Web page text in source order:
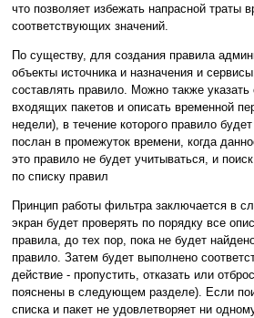
что позволяет избежать напрасной траты
соответствующих значений.
По существу, для создания правила
объекты источника и назначения и
составлять правило. Можно также
входящих пакетов и описать временной
недели), в течение которого правило
послан в промежуток времени, когда
это правило не будет учитываться, и
по списку правил
Принцип работы фильтра заключается в
экран будет проверять по порядку все
правила, до тех пор, пока не будет
правило. Затем будет выполнено
действие - пропустить, отказать или
пояснены в следующем разделе). Если
списка и пакет не удовлетворяет ни